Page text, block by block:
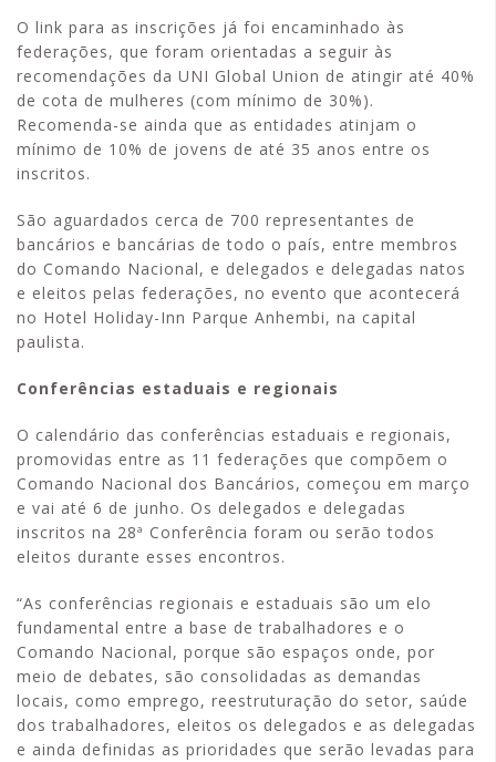
O link para as inscrições já foi encaminhado às
federações, que foram orientadas a seguir às
recomendações da UNI Global Union de atingir até 40%
de cota de mulheres (com mínimo de 30%).
Recomenda-se ainda que as entidades atinjam o
mínimo de 10% de jovens de até 35 anos entre os
inscritos.
São aguardados cerca de 700 representantes de
bancários e bancárias de todo o país, entre membros
do Comando Nacional, e delegados e delegadas natos
e eleitos pelas federações, no evento que acontecerá
no Hotel Holiday-Inn Parque Anhembi, na capital
paulista.
Conferências estaduais e regionais
O calendário das conferências estaduais e regionais,
promovidas entre as 11 federações que compõem o
Comando Nacional dos Bancários, começou em março
e vai até 6 de junho. Os delegados e delegadas
inscritos na 28ª Conferência foram ou serão todos
eleitos durante esses encontros.
“As conferências regionais e estaduais são um elo
fundamental entre a base de trabalhadores e o
Comando Nacional, porque são espaços onde, por
meio de debates, são consolidadas as demandas
locais, como emprego, reestruturação do setor, saúde
dos trabalhadores, eleitos os delegados e as delegadas
e ainda definidas as prioridades que serão levadas para